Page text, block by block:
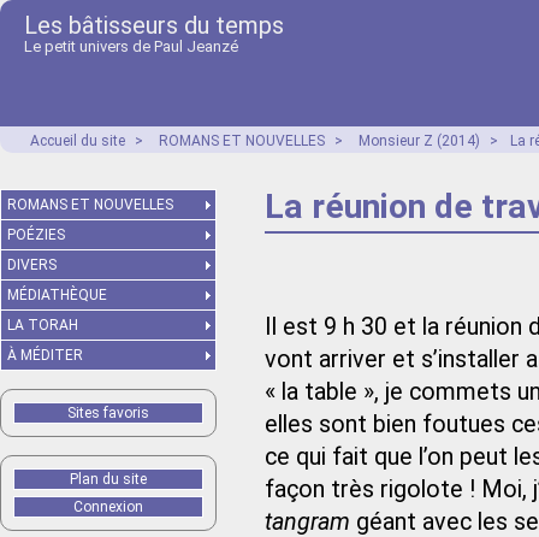
Les bâtisseurs du temps
Le petit univers de Paul Jeanzé
Accueil du site > ROMANS ET NOUVELLES > Monsieur Z (2014) > La
La réunion de
Il est 9 h 30 et la
vont arriver et s’installer
« la table », je commets
elles sont bien foutues
ce qui fait que l’on peut
façon très rigolote ! Moi,
tangram géant avec les
ROMANS ET NOUVELLES
POÉZIES
DIVERS
MÉDIATHÈQUE
LA TORAH
À MÉDITER
Sites favoris
Plan du site
Connexion